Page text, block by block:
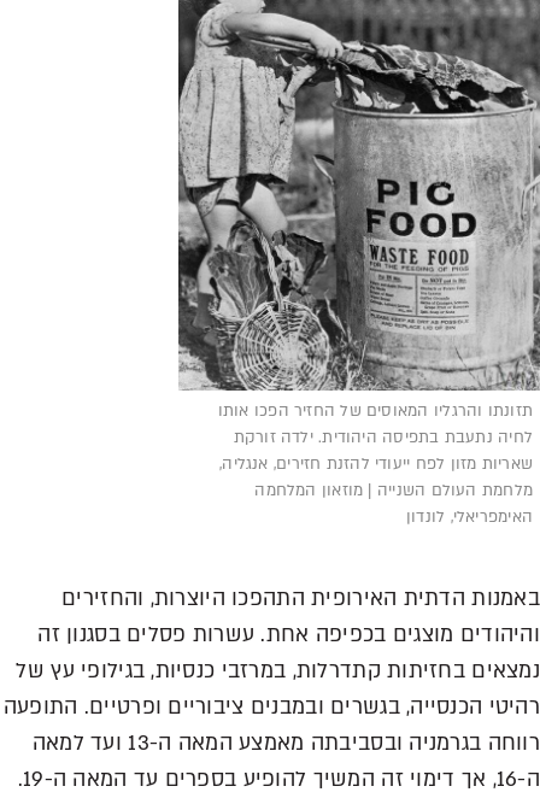
תזונתו והרגליו המאוסים של החזיר הפכו אותו
לחיה נתעבת בתפיסה היהודית. ילדה זורקת
שאריות מזון לפח ייעודי להזנת חזירים, אנגליה,
מלחמת העולם השנייה | מוזאון המלחמה
האימפריאלי, לונדון
באמנות הדתית האירופית התהפכו היוצרות, והחזירים
והיהודים מוצגים בכפיפה אחת. עשרות פסלים בסגנון זה
נמצאים בחזיתות קתדרלות, במרזבי כנסיות, בגילופי עץ של
רהיטי הכנסייה, בגשרים ובמבנים ציבוריים ופרטיים. התופעה
רווחה בגרמניה ובסביבתה מאמצע המאה ה-13 ועד למאה
ה-16, אך דימוי זה המשיך להופיע בספרים עד המאה ה-19.